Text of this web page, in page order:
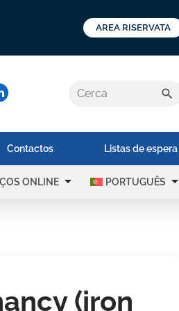
AREA RISERVATA
search
Contactos Listas de espera
ONLINE arrow_drop_down PORTUGUÊS arrow_drop_down
(iron